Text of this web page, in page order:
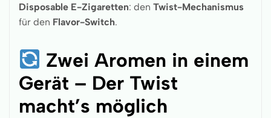
Disposable E-Zigaretten: den Twist-Mechanismus
für den Flavor-Switch.
Zwei Aromen in einem
Gerät – Der Twist
macht’s möglich